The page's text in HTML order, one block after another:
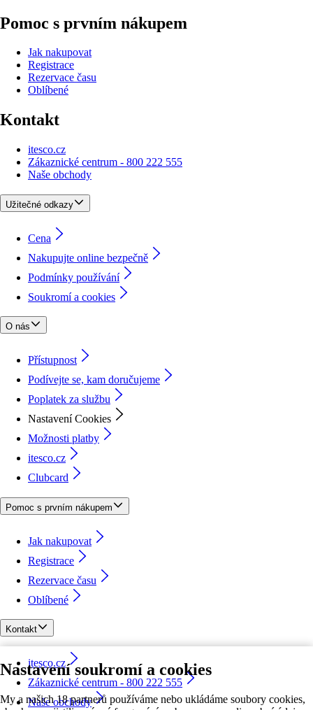
Nastavení soukromí a cookies
My a našich 18 partnerů používáme nebo ukládáme soubory cookies,
Pomoc s prvním nákupem
Jak nakupovat
Registrace
Rezervace času
Oblíbené
Kontakt
itesco.cz
Zákaznické centrum - 800 222 555
Naše obchody
Užitečné odkazy
Cena
Nakupujte online bezpečně
Podmínky používání
Soukromí a cookies
O nás
Přístupnost
Podívejte se, kam doručujeme
Poplatek za službu
Nastavení Cookies
Možnosti platby
itesco.cz
Clubcard
Pomoc s prvním nákupem
Jak nakupovat
Registrace
Rezervace času
Oblíbené
Kontakt
itesco.cz
Zákaznické centrum - 800 222 555
Naše obchody